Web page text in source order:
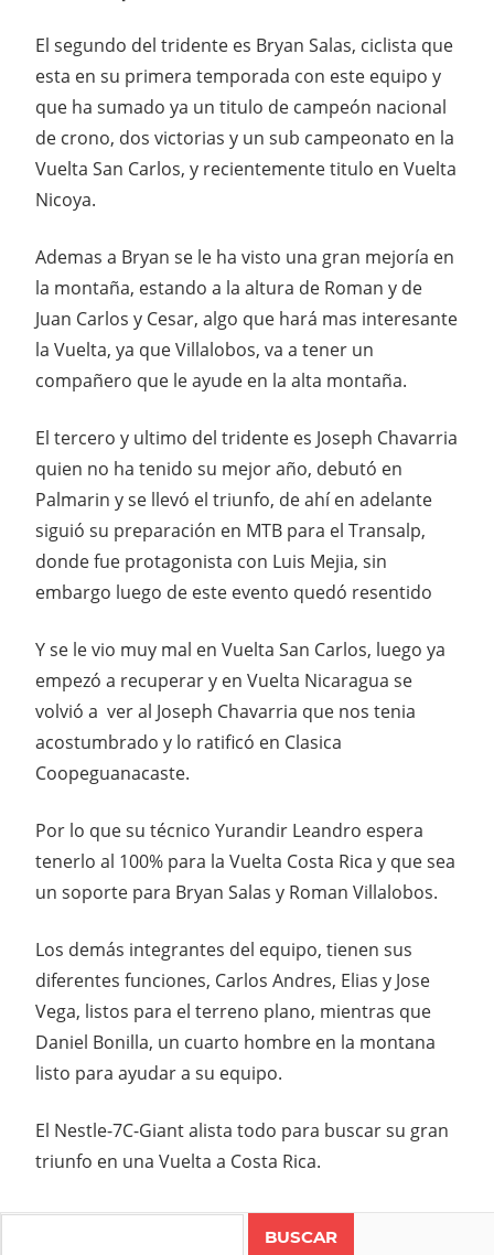
El segundo del tridente es Bryan Salas, ciclista que
esta en su primera temporada con este equipo y
que ha sumado ya un titulo de campeón nacional
de crono, dos victorias y un sub campeonato en la
Vuelta San Carlos, y recientemente titulo en Vuelta
Nicoya.
Ademas a Bryan se le ha visto una gran mejoría en
la montaña, estando a la altura de Roman y de
Juan Carlos y Cesar, algo que hará mas interesante
la Vuelta, ya que Villalobos, va a tener un
compañero que le ayude en la alta montaña.
El tercero y ultimo del tridente es Joseph Chavarria
quien no ha tenido su mejor año, debutó en
Palmarin y se llevó el triunfo, de ahí en adelante
siguió su preparación en MTB para el Transalp,
donde fue protagonista con Luis Mejia, sin
embargo luego de este evento quedó resentido
Y se le vio muy mal en Vuelta San Carlos, luego ya
empezó a recuperar y en Vuelta Nicaragua se
volvió a ver al Joseph Chavarria que nos tenia
acostumbrado y lo ratificó en Clasica
Coopeguanacaste.
Por lo que su técnico Yurandir Leandro espera
tenerlo al 100% para la Vuelta Costa Rica y que sea
un soporte para Bryan Salas y Roman Villalobos.
Los demás integrantes del equipo, tienen sus
diferentes funciones, Carlos Andres, Elias y Jose
Vega, listos para el terreno plano, mientras que
Daniel Bonilla, un cuarto hombre en la montana
listo para ayudar a su equipo.
El Nestle-7C-Giant alista todo para buscar su gran
triunfo en una Vuelta a Costa Rica.